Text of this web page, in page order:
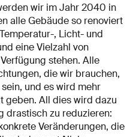
wir im Jahr 2040 in
alle Gebäude so renoviert
, Licht- und
eine Vielzahl von
stehen. Alle
die wir brauchen,
und es wird mehr
geben. All dies wird dazu
drastisch zu reduzieren:
Veränderungen, die